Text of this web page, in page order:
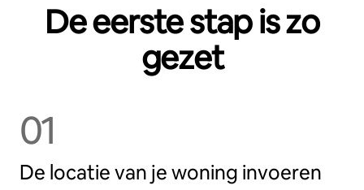
De eerste stap is zo
gezet
01
De locatie van je woning invoeren